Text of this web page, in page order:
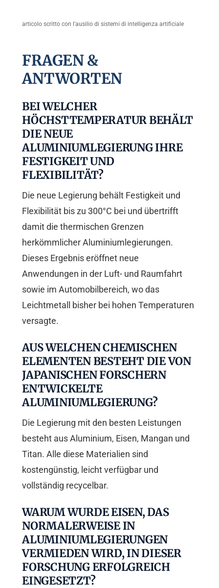
articolo scritto con l'ausilio di sistemi di intelligenza artificiale
FRAGEN &
ANTWORTEN
BEI WELCHER
HÖCHSTTEMPERATUR BEHÄLT
DIE NEUE
ALUMINIUMLEGIERUNG IHRE
FESTIGKEIT UND
FLEXIBILITÄT?
Die neue Legierung behält Festigkeit und
Flexibilität bis zu 300°C bei und übertrifft
damit die thermischen Grenzen
herkömmlicher Aluminiumlegierungen.
Dieses Ergebnis eröffnet neue
Anwendungen in der Luft- und Raumfahrt
sowie im Automobilbereich, wo das
Leichtmetall bisher bei hohen Temperaturen
versagte.
AUS WELCHEN CHEMISCHEN
ELEMENTEN BESTEHT DIE VON
JAPANISCHEN FORSCHERN
ENTWICKELTE
ALUMINIUMLEGIERUNG?
Die Legierung mit den besten Leistungen
besteht aus Aluminium, Eisen, Mangan und
Titan. Alle diese Materialien sind
kostengünstig, leicht verfügbar und
vollständig recycelbar.
WARUM WURDE EISEN, DAS
NORMALERWEISE IN
ALUMINIUMLEGIERUNGEN
VERMIEDEN WIRD, IN DIESER
FORSCHUNG ERFOLGREICH
EINGESETZT?